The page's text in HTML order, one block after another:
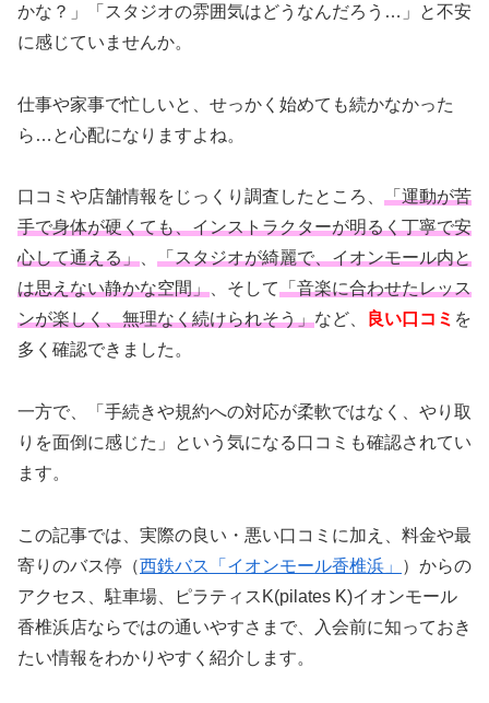
かな？」「スタジオの雰囲気はどうなんだろう…」と不安
に感じていませんか。
仕事や家事で忙しいと、せっかく始めても続かなかった
ら…と心配になりますよね。
口コミや店舗情報をじっくり調査したところ、 「運動が苦
手で身体が硬くても、インストラクターが明るく丁寧で安
心して通える」、 「スタジオが綺麗で、イオンモール内と
は思えない静かな空間」、そして「音楽に合わせたレッス
ンが楽しく、無理なく続けられそう」など、 良い口コミ を
多く確認できました。
一方で、「手続きや規約への対応が柔軟ではなく、やり取
りを面倒に感じた」という気になる口コミも確認されてい
ます。
この記事では、実際の良い・悪い口コミに加え、料金や最
寄りのバス停（西鉄バス「イオンモール香椎浜」
）からの
アクセス、駐車場、ピラティスK(pilates K)イオンモール
香椎浜店ならではの通いやすさまで、入会前に知っておき
たい情報をわかりやすく紹介します。